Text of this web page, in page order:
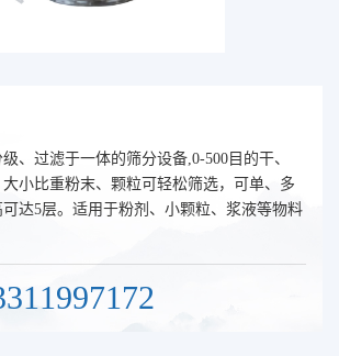
、过滤于一体的筛分设备,0-500目的干、
小比重粉末、颗粒可轻松筛选，可单、多
达5层。适用于粉剂、小颗粒、浆液等物料